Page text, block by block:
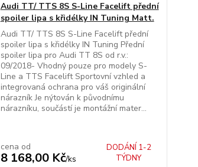
Audi TT/ TTS 8S S-Line Facelift přední
spoiler lipa s křidélky IN Tuning Matt.
Audi TT/ TTS 8S S-Line Facelift přední
spoiler lipa s křidélky IN Tuning Přední
spoiler lipa pro Audi TT 8S od r.v.:
09/2018- Vhodný pouze pro modely S-
Line a TTS Facelift Sportovní vzhled a
integrovaná ochrana pro váš originální
nárazník Je nýtován k původnímu
nárazníku, součástí je montážní mater...
cena od
8 168,00 Kč/ks
DODÁNÍ 1-2
TÝDNY